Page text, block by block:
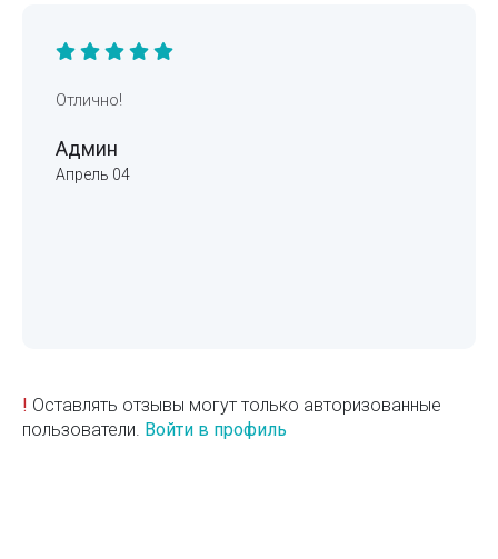
Отлично!
Админ
Апрель 04
! Оставлять отзывы могут только авторизованные
пользователи. Войти в профиль